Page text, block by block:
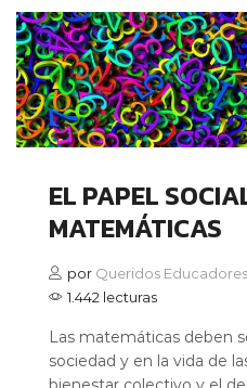
EL PAPEL
MATEMÁTICAS
por Queridos Educadores
1.442 lecturas
Las matemáticas deben
sociedad y en la vida de